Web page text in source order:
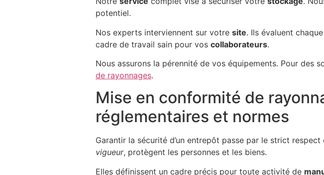
potentiel.
Nos experts interviennent sur votre site. Ils évaluent chaque
cadre de travail sain pour vos collaborateurs.
Nous assurons la pérennité de vos équipements. Pour des
de rayonnages.
Mise en conformité de
réglementaires et normes
Garantir la sécurité d’un entrepôt passe par le strict respect
vigueur, protègent les personnes et les biens.
Elles définissent un cadre précis pour toute activité de